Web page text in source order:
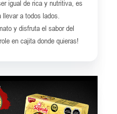
igual de rica y nutritiva, es
a todos lados.
y disfruta el sabor del
en cajita donde quieras!